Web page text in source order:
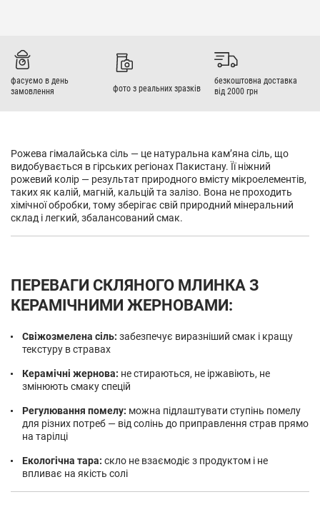
фасуємо в день
замовлення
фото з реальних зразків
безкоштовна доставка
від 2000 грн
Рожева гімалайська сіль — це натуральна кам’яна сіль, що
видобувається в гірських регіонах Пакистану. Її ніжний
рожевий колір — результат природного вмісту мікроелементів,
таких як калій, магній, кальцій та залізо. Вона не проходить
хімічної обробки, тому зберігає свій природний мінеральний
склад і легкий, збалансований смак.
ПЕРЕВАГИ СКЛЯНОГО МЛИНКА З
КЕРАМІЧНИМИ ЖЕРНОВАМИ:
Свіжозмелена сіль: забезпечує виразніший смак і кращу
текстуру в стравах
Керамічні жернова: не стираються, не іржавіють, не
змінюють смаку спецій
Регулювання помелу: можна підлаштувати ступінь помелу
для різних потреб — від солінь до приправлення страв прямо
на тарілці
Екологічна тара: скло не взаємодіє з продуктом і не
впливає на якість солі